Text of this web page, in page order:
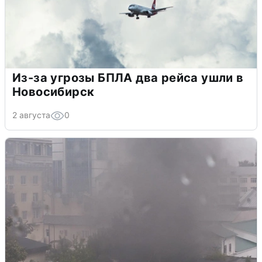
Из-за угрозы БПЛА два рейса ушли в
Новосибирск
2 августа 0